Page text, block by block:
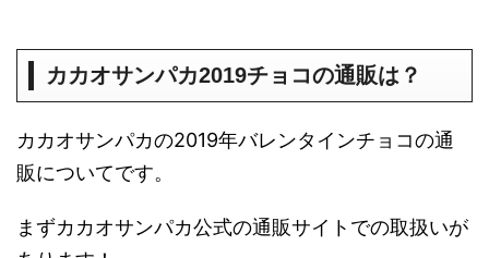
カカオサンパカ2019チョコの通販は？
カカオサンパカの2019年バレンタインチョコの通
販についてです。
まずカカオサンパカ公式の通販サイトでの取扱いが